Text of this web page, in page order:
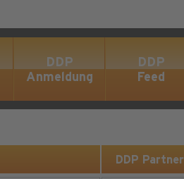
DDP
Anmeldung
DDP
Feed
DDP Partner